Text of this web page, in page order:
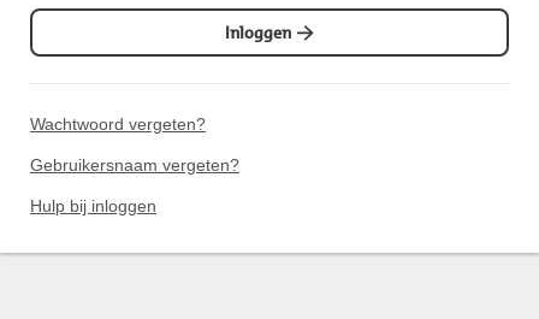
Inloggen
Wachtwoord vergeten?
Gebruikersnaam vergeten?
Hulp bij inloggen